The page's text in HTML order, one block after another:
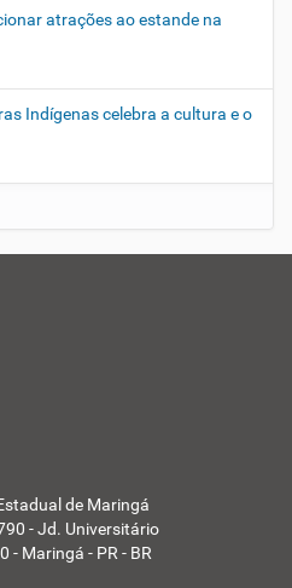
atrações ao estande na
Indígenas celebra a cultura e o
de Maringá
- Jd. Universitário
- Maringá - PR - BR